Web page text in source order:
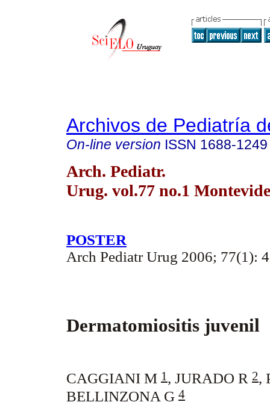
Archivos de Pediatría
On-line version ISSN 1688-1249
Arch. Pediatr.
Urug. vol.77 no.1
POSTER
Arch Pediatr Urug 2006; 77(1):
Dermatomiositis juvenil
CAGGIANI M 1 , JURADO R 2,
BELLINZONA G 4